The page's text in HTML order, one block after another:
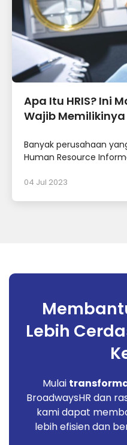
Apa Itu HRIS? Ini
Wajib Memilikinya
Banyak perusahaan
Human Resource
04 Jul 2023
Lebih
Mulai
BroadwaysHR dan
kami dapat
lebih efisien dan